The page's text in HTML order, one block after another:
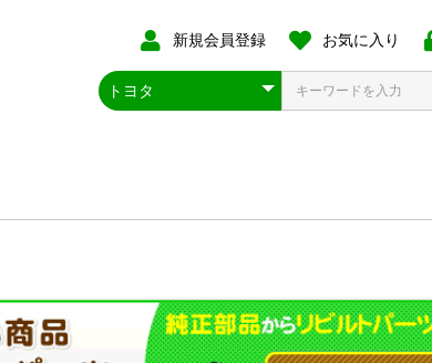
新規会員登録 お気に入り